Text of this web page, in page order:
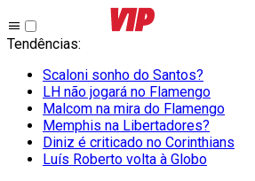
Tendências:
Scaloni sonho do Santos?
LH não jogará no Flamengo
Malcom na mira do Flamengo
Memphis na Libertadores?
Diniz é criticado no Corinthians
Luís Roberto volta à Globo